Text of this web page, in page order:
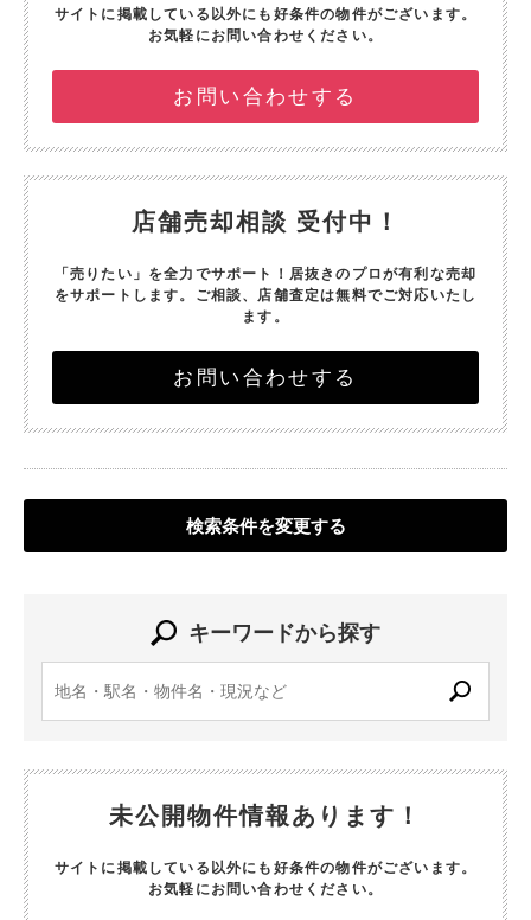
サイトに掲載している以外にも好条件の物件がございます。
お気軽にお問い合わせください。
お問い合わせする
店舗売却相談 受付中！
「売りたい」を全力でサポート！ 居抜きのプロが有利な売却
をサポートします。 ご相談、店舗査定は無料でご対応いたし
ます。
お問い合わせする
検索条件を変更する
キーワードから探す
未公開物件情報あります！
サイトに掲載している以外にも好条件の物件がございます。
お気軽にお問い合わせください。